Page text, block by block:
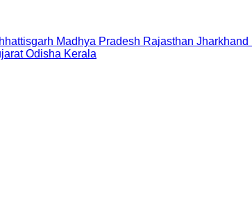
Madhya Pradesh Rajasthan Jharkhand
Odisha Kerala